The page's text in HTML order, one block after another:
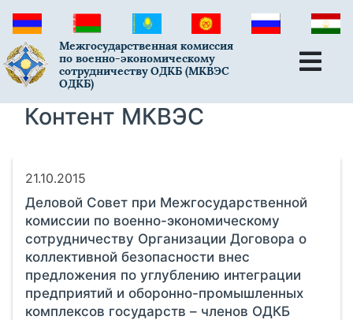
Межгосударственная комиссия
по военно-экономическому
сотрудничеству ОДКБ (МКВЭС
ОДКБ)
Контент МКВЭС
21.10.2015
Деловой Совет при Межгосударственной
комиссии по военно-экономическому
сотрудничеству Организации Договора о
коллективной безопасности внес
предложения по углублению интеграции
предприятий и оборонно-промышленных
комплексов государств – членов ОДКБ